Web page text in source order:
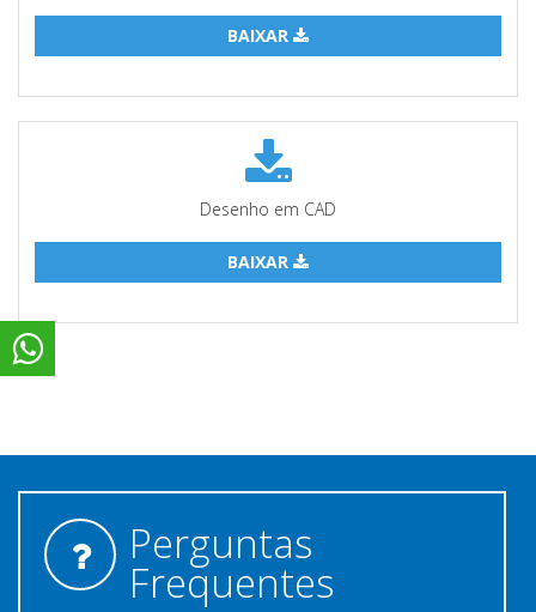
BAIXAR
Desenho em CAD
BAIXAR
Perguntas
Frequentes